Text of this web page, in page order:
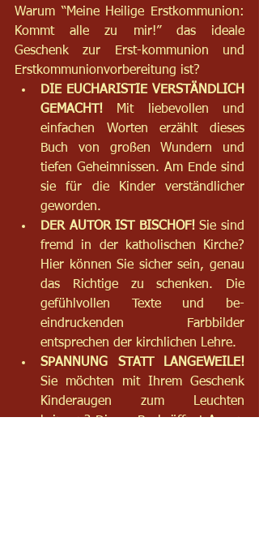
Warum “Meine Heilige Erstkommunion:
Kommt alle zu mir!” das ideale
Geschenk zur Erst-kommunion und
Erstkommunionvorbereitung ist?
DIE EUCHARISTIE VERSTÄNDLICH
GEMACHT! Mit liebevollen und
einfachen Worten erzählt dieses
Buch von großen Wundern und
tiefen Geheimnissen. Am Ende sind
sie für die Kinder verständlicher
geworden.
DER AUTOR IST BISCHOF! Sie sind
fremd in der katholischen Kirche?
Hier können Sie sicher sein, genau
das Richtige zu schenken. Die
gefühlvollen Texte und be-
eindruckenden Farbbilder
entsprechen der kirchlichen Lehre.
Sie möchten mit Ihrem Geschenk
Kinderaugen zum Leuchten
bringen? Dieses Buch öffnet Augen